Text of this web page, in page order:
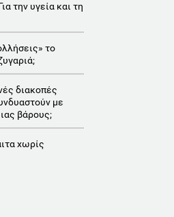
την υγεία και τη
το
διακοπές
με
βάρους;
χωρίς